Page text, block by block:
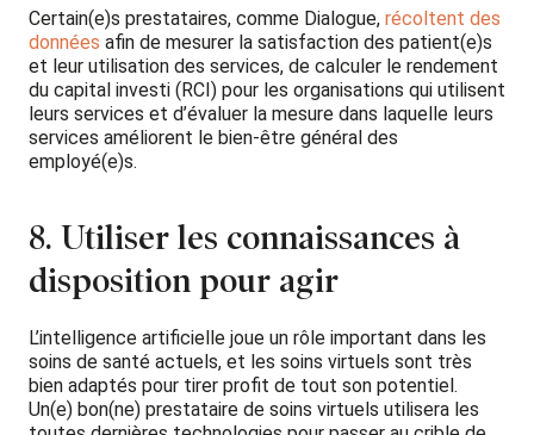
Certain(e)s prestataires, comme Dialogue, récoltent des
données afin de mesurer la satisfaction des patient(e)s
et leur utilisation des services, de calculer le rendement
du capital investi (RCI) pour les organisations qui utilisent
leurs services et d’évaluer la mesure dans laquelle leurs
services améliorent le bien-être général des
employé(e)s.
8. Utiliser les connaissances à
disposition pour agir
L’intelligence artificielle joue un rôle important dans les
soins de santé actuels, et les soins virtuels sont très
bien adaptés pour tirer profit de tout son potentiel.
Un(e) bon(ne) prestataire de soins virtuels utilisera les